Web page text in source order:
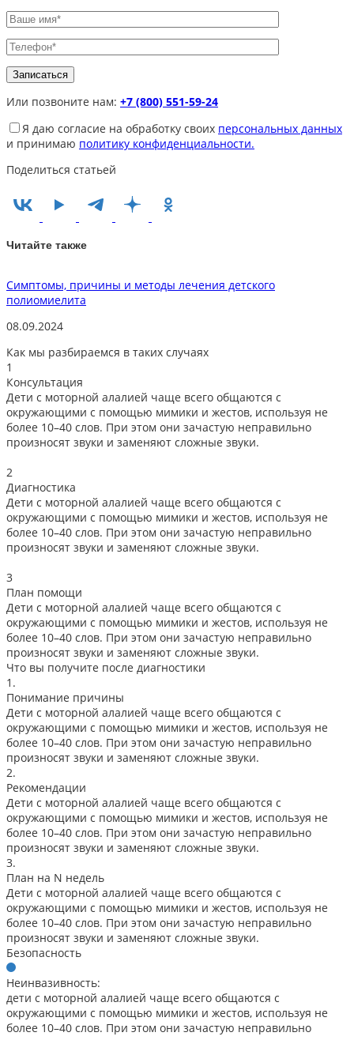
Или позвоните нам: +7 (800) 551-59-24
Я даю согласие на обработку своих персональных данных
и принимаю политику конфиденциальности.
Поделиться статьей
Читайте также
Симптомы, причины и методы лечения детского
полиомиелита
08.09.2024
Как мы разбираемся в таких случаях
1
Консультация
Дети с моторной алалией чаще всего общаются с
окружающими с помощью мимики и жестов, используя не
более 10–40 слов. При этом они зачастую неправильно
произносят звуки и заменяют сложные звуки.
2
Диагностика
Дети с моторной алалией чаще всего общаются с
окружающими с помощью мимики и жестов, используя не
более 10–40 слов. При этом они зачастую неправильно
произносят звуки и заменяют сложные звуки.
3
План помощи
Дети с моторной алалией чаще всего общаются с
окружающими с помощью мимики и жестов, используя не
более 10–40 слов. При этом они зачастую неправильно
произносят звуки и заменяют сложные звуки.
Что вы получите после диагностики
1.
Понимание причины
Дети с моторной алалией чаще всего общаются с
окружающими с помощью мимики и жестов, используя не
более 10–40 слов. При этом они зачастую неправильно
произносят звуки и заменяют сложные звуки.
2.
Рекомендации
Дети с моторной алалией чаще всего общаются с
окружающими с помощью мимики и жестов, используя не
более 10–40 слов. При этом они зачастую неправильно
произносят звуки и заменяют сложные звуки.
3.
План на N недель
Дети с моторной алалией чаще всего общаются с
окружающими с помощью мимики и жестов, используя не
более 10–40 слов. При этом они зачастую неправильно
произносят звуки и заменяют сложные звуки.
Безопасность
Неинвазивность:
дети с моторной алалией чаще всего общаются с
окружающими с помощью мимики и жестов, используя не
более 10–40 слов. При этом они зачастую неправильно